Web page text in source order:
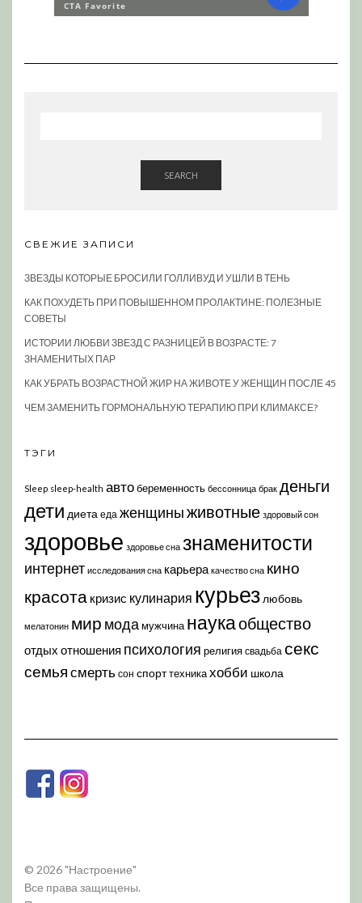
SEARCH
СВЕЖИЕ ЗАПИСИ
ЗВЕЗДЫ КОТОРЫЕ БРОСИЛИ ГОЛЛИВУД И УШЛИ В ТЕНЬ
КАК ПОХУДЕТЬ ПРИ ПОВЫШЕННОМ ПРОЛАКТИНЕ: ПОЛЕЗНЫЕ
СОВЕТЫ
ИСТОРИИ ЛЮБВИ ЗВЕЗД С РАЗНИЦЕЙ В ВОЗРАСТЕ: 7
ЗНАМЕНИТЫХ ПАР
КАК УБРАТЬ ВОЗРАСТНОЙ ЖИР НА ЖИВОТЕ У ЖЕНЩИН ПОСЛЕ 45
ЧЕМ ЗАМЕНИТЬ ГОРМОНАЛЬНУЮ ТЕРАПИЮ ПРИ КЛИМАКСЕ?
ТЭГИ
Sleep sleep-health автобеременность бессонница брак деньги
дети диета еда женщиныживотные здоровый сон
здоровье здоровье сна знаменитости
интернет исследования сна карьера качество сна кино
красота кризис кулинария курьез любовь
мелатонин мир модамужчина наукаобщество
отдых отношения психология религия свадьба секс
семья смерть сон спорттехникахобби школа
© 2026 "Настроение"
Все права защищены.